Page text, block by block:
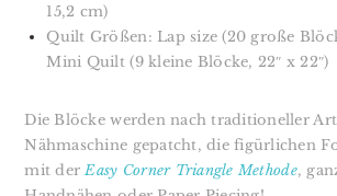
15,2 cm)
Quilt Größen: Lap size (20 große
Mini Quilt (9 kleine Blöcke, 22″ x 22″)
Die Blöcke werden nach traditioneller
Nähmaschine gepatcht, die figürlichen
mit der Easy Corner Triangle Methode,